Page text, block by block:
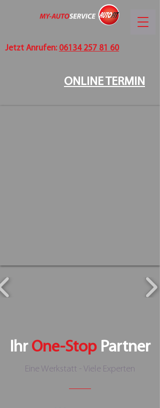
ONLINE TERMIN
Jetzt Anrufen: 06134 257 81 60
Ihr One-StopPartner
Eine Werkstatt - Viele Experten